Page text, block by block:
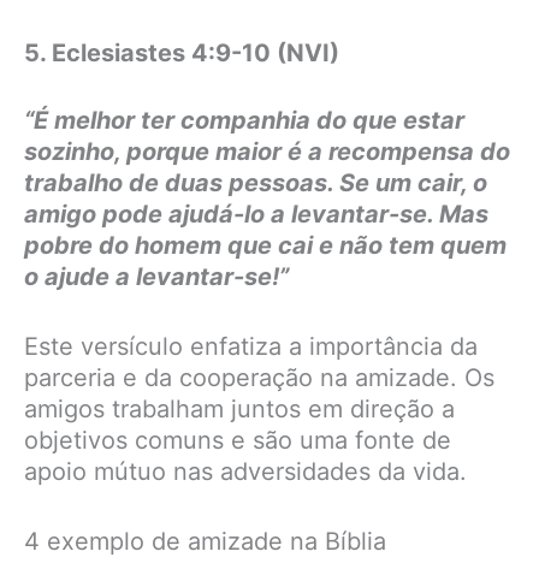
5. Eclesiastes 4:9-10 (NVI)
“É melhor ter companhia do que estar
sozinho, porque maior é a recompensa do
trabalho de duas pessoas. Se um cair, o
amigo pode ajudá-lo a levantar-se. Mas
pobre do homem que cai e não tem quem
o ajude a levantar-se!”
Este versículo enfatiza a importância da
parceria e da cooperação na amizade. Os
amigos trabalham juntos em direção a
objetivos comuns e são uma fonte de
apoio mútuo nas adversidades da vida.
4 exemplo de amizade na Bíblia